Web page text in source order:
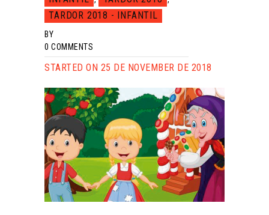
TARDOR 2018 - INFANTIL
BY
0 COMMENTS
STARTED ON 25 DE NOVEMBER DE 2018